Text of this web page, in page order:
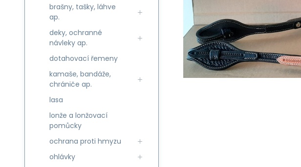
brašny, tašky, láhve
ap.
deky, ochranné
návleky ap.
dotahovací řemeny
kamaše, bandáže,
chrániče ap.
lasa
lonže a lonžovací
pomůcky
ochrana proti hmyzu
ohlávky